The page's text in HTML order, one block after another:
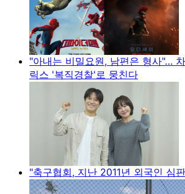
"아내는 비밀요원, 남편은 형사"…
릭스 '복직경찰'로 뭉친다
"축구협회, 지난 2011년 외국인 심